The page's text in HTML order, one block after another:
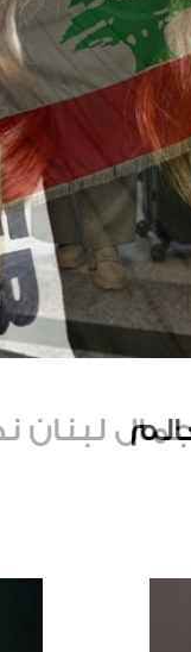
لبنان